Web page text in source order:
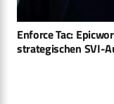
Enforce Tac:
strategischen SVI-